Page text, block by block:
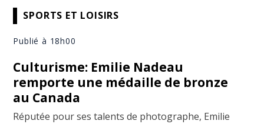
SPORTS ET LOISIRS
Publié à 18h00
Culturisme: Emilie Nadeau
remporte une médaille de bronze
au Canada
Réputée pour ses talents de photographe, Emilie